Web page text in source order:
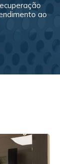
ao